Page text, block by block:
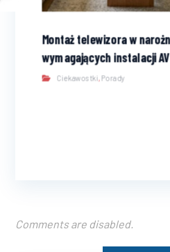
Montaż telewizora w
wymagających instalacji AV
Ciekawostki ,Porady
Comments are disabled.